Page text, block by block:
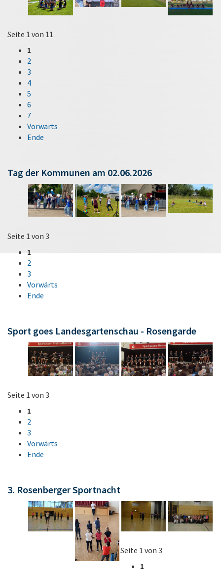
Seite 1 von 11
1
2
3
4
5
6
7
Vorwärts
Ende
Tag der Kommunen am 02.06.2026
Seite 1 von 3
1
2
3
Vorwärts
Ende
Sport goes Landesgartenschau - Rosengarde
Seite 1 von 3
1
2
3
Vorwärts
Ende
3. Rosenberger Sportnacht
Seite 1 von 3
1